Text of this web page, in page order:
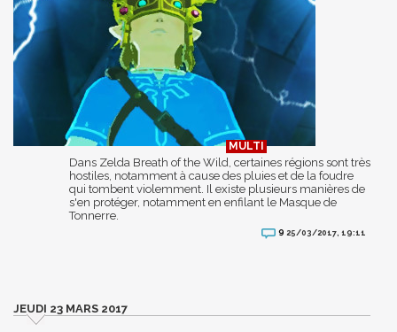
Dans Zelda Breath of the Wild, certaines régions sont très
hostiles, notamment à cause des pluies et de la foudre
qui tombent violemment. Il existe plusieurs manières de
s'en protéger, notamment en enfilant le Masque de
Tonnerre.
9 25/03/2017, 19:11
JEUDI 23 MARS 2017